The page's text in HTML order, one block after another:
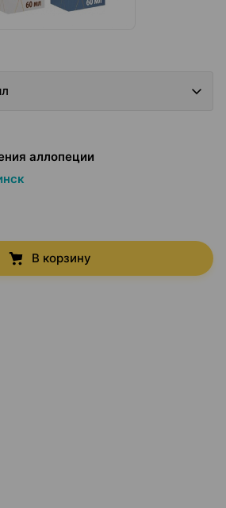
аллопеции
В корзину